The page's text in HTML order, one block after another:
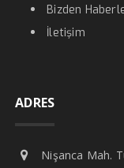
Bizden
İletişim
ADRES
Nişanca Mah.